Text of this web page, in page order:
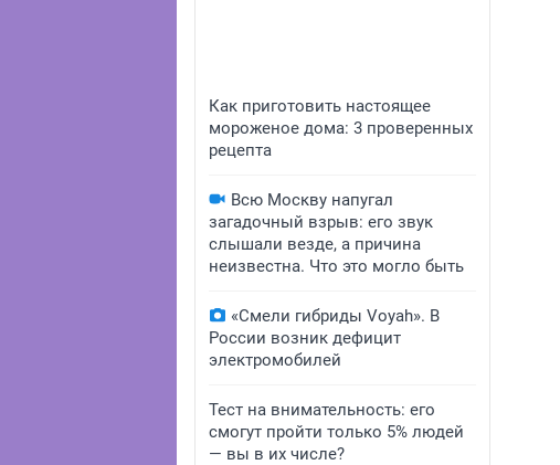
Как приготовить настоящее
мороженое дома: 3 проверенных
рецепта
Всю Москву напугал
загадочный взрыв: его звук
слышали везде, а причина
неизвестна. Что это могло быть
«Смели гибриды Voyah». В
России возник дефицит
электромобилей
Тест на внимательность: его
смогут пройти только 5% людей
— вы в их числе?